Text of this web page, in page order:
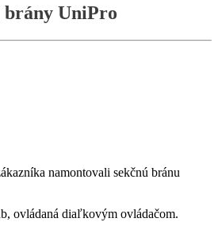
brány UniPro
namontovali sekčnú bránu
ovládaná diaľkovým ovládačom.